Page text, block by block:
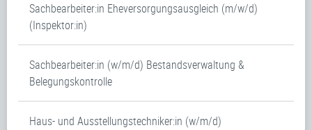
Sachbearbeiter:in Eheversorgungsausgleich (m/w/d)
(Inspektor:in)
Sachbearbeiter:in (w/m/d) Bestandsverwaltung &
Belegungskontrolle
Haus- und Ausstellungstechniker:in (w/m/d)